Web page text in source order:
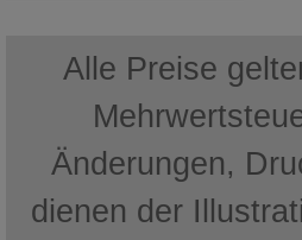
Alle Preise
Änderungen,
dienen der